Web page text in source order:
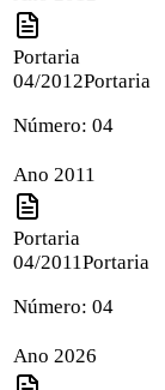
Portaria
04/2012Portaria
Número: 04
Ano 2011
Portaria
04/2011Portaria
Número: 04
Ano 2026